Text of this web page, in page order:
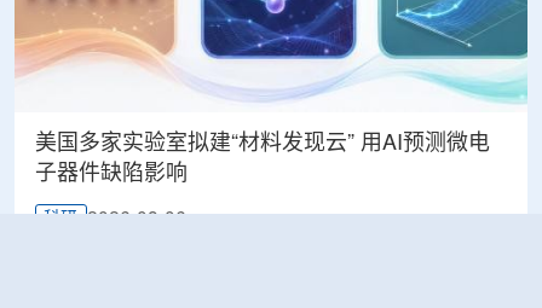
美国多家实验室拟建“材料发现云” 用AI预测微电
子器件缺陷影响
科研 2026-08-06